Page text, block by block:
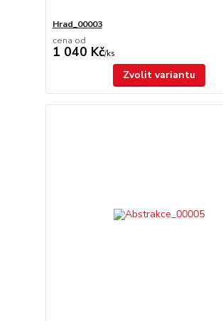
Hrad_00003
cena od
1 040 Kč/ks
Zvolit variantu